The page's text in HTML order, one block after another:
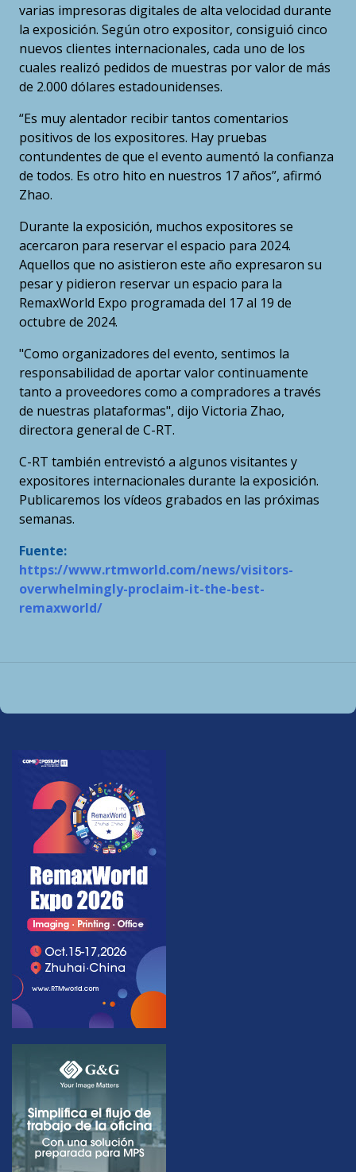
varias impresoras digitales de alta velocidad durante
la exposición. Según otro expositor, consiguió cinco
nuevos clientes internacionales, cada uno de los
cuales realizó pedidos de muestras por valor de más
de 2.000 dólares estadounidenses.
“Es muy alentador recibir tantos comentarios
positivos de los expositores. Hay pruebas
contundentes de que el evento aumentó la confianza
de todos. Es otro hito en nuestros 17 años”, afirmó
Zhao.
Durante la exposición, muchos expositores se
acercaron para reservar el espacio para 2024.
Aquellos que no asistieron este año expresaron su
pesar y pidieron reservar un espacio para la
RemaxWorld Expo programada del 17 al 19 de
octubre de 2024.
"Como organizadores del evento, sentimos la
responsabilidad de aportar valor continuamente
tanto a proveedores como a compradores a través
de nuestras plataformas", dijo Victoria Zhao,
directora general de C-RT.
C-RT también entrevistó a algunos visitantes y
expositores internacionales durante la exposición.
Publicaremos los vídeos grabados en las próximas
semanas.
Fuente:
https://www.rtmworld.com/news/visitors-
overwhelmingly-proclaim-it-the-best-
remaxworld/